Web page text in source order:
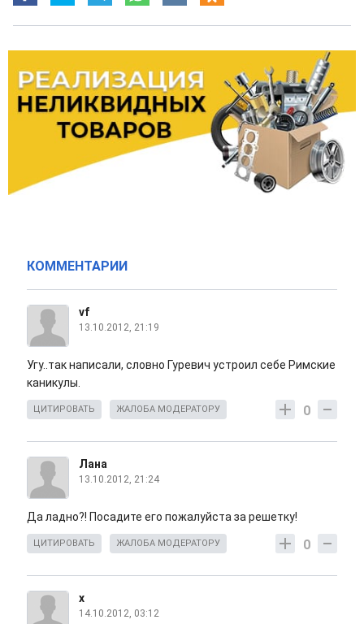
КОММЕНТАРИИ
vf
13.10.2012, 21:19
Угу..так написали, словно Гуревич устроил себе Римские
каникулы.
0
ЦИТИРОВАТЬ ЖАЛОБА МОДЕРАТОРУ
Лана
13.10.2012, 21:24
Да ладно?! Посадите его пожалуйста за решетку!
0
ЦИТИРОВАТЬ ЖАЛОБА МОДЕРАТОРУ
x
14.10.2012, 03:12